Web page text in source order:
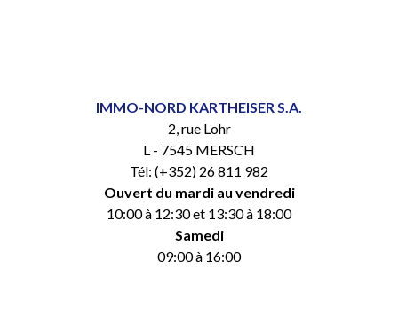
IMMO-NORD KARTHEISER S.A.
2, rue Lohr
L - 7545 MERSCH
Tél: (+352) 26 811 982
Ouvert du mardi au vendredi
10:00 à 12:30 et 13:30 à 18:00
Samedi
09:00 à 16:00